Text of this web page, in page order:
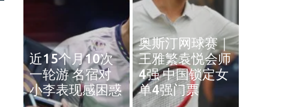
近15个月10次
一轮游 名宿对
小李表现感困惑
奥斯汀网球赛｜
王雅繁袁悦会师
4强 中国锁定女
单4强门票